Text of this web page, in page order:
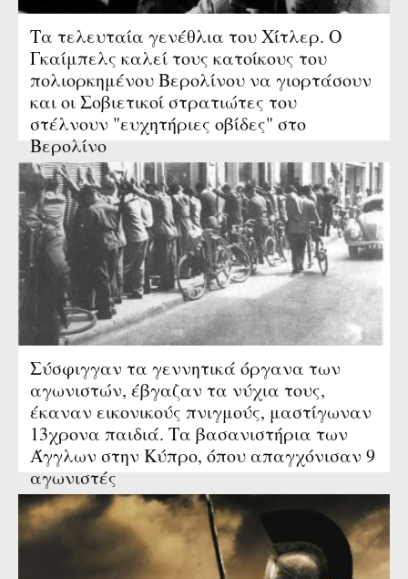
Τα τελευταία γενέθλια του Χίτλερ. Ο
Γκαίμπελς καλεί τους κατοίκους του
πολιορκημένου Βερολίνου να γιορτάσουν
και οι Σοβιετικοί στρατιώτες του
στέλνουν "ευχητήριες οβίδες" στο
Βερολίνο
Σύσφιγγαν τα γεννητικά όργανα των
αγωνιστών, έβγαζαν τα νύχια τους,
έκαναν εικονικούς πνιγμούς, μαστίγωναν
13χρονα παιδιά. Τα βασανιστήρια των
Άγγλων στην Κύπρο, όπου απαγχόνισαν 9
αγωνιστές